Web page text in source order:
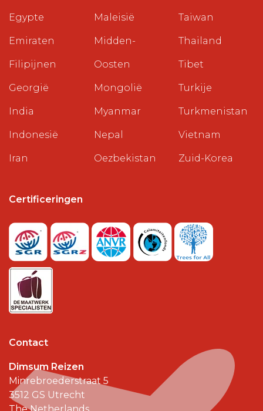
Egypte
Emiraten
Filipijnen
Georgië
India
Indonesië
Iran
Maleisië
Midden-
Oosten
Mongolië
Myanmar
Nepal
Oezbekistan
Taiwan
Thailand
Tibet
Turkije
Turkmenistan
Vietnam
Zuid-Korea
Certificeringen
Contact
Dimsum Reizen
Minrebroederstraat 5
3512 GS Utrecht